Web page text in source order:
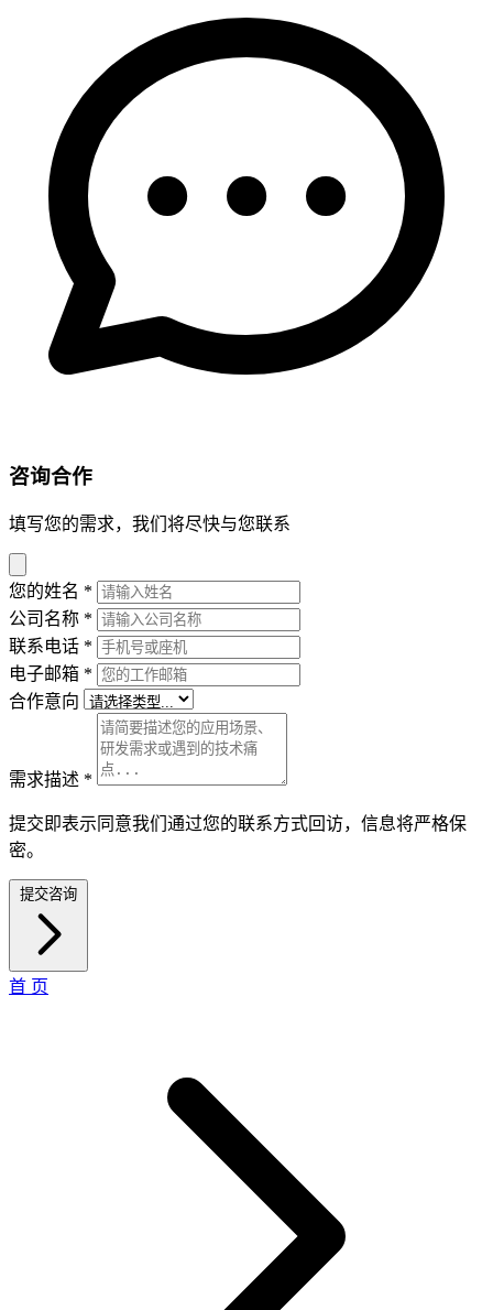
咨询合作
填写您的需求，我们将尽快与您联系
您的姓名 *
公司名称 *
联系电话 *
电子邮箱 *
合作意向
需求描述 *
提交即表示同意我们通过您的联系方式回访，信息将严格保
密。
提交咨询
首 页